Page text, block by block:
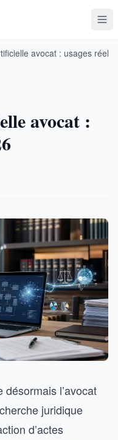
avocat : usages réels
avocat :
désormais l’avocat
juridique
d’actes